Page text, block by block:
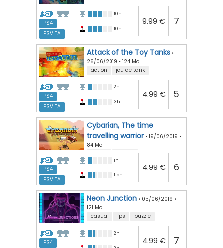
PS4
PSVITA
10h
10h
9.99 € 7
Attack of the Toy Tanks •
26/06/2019 • 124 Mo
action
jeu de tank
PS4
PSVITA
2h
3h
4.99 € 5
Cybarian, The time
travelling warrior • 19/06/2019 •
84 Mo
PS4
PSVITA
1h
1.5h
4.99 € 6
Neon Junction • 05/06/2019 •
121 Mo
casual
fps puzzle
PS4
2h
4.99 € 7